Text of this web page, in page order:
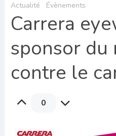
Actualité Évènements
Carrera
sponsor du
contre le
0